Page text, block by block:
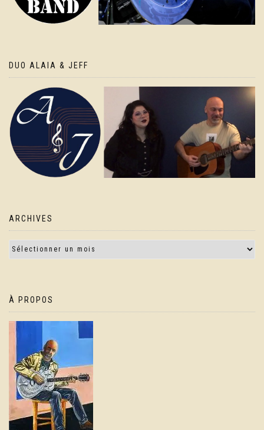
DUO ALAIA & JEFF
ARCHIVES
À PROPOS